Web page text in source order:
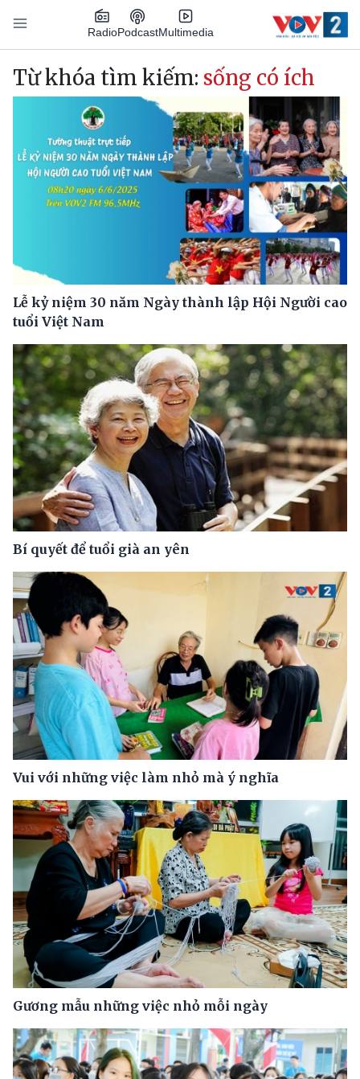
Nhảy đến nội dung
RadioPodcastMultimedia
Main navigation
Từ khóa tìm kiếm: sống có ích
Lễ kỷ niệm 30 năm Ngày thành lập Hội Người cao
tuổi Việt Nam
Bí quyết để tuổi già an yên
Vui với những việc làm nhỏ mà ý nghĩa
Gương mẫu những việc nhỏ mỗi ngày